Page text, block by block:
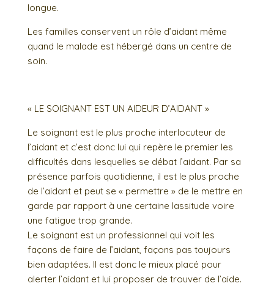
longue.
Les familles conservent un rôle d’aidant même
quand le malade est hébergé dans un centre de
soin.
« LE SOIGNANT EST UN AIDEUR D’AIDANT »
Le soignant est le plus proche interlocuteur de
l’aidant et c’est donc lui qui repère le premier les
difficultés dans lesquelles se débat l’aidant. Par sa
présence parfois quotidienne, il est le plus proche
de l’aidant et peut se « permettre » de le mettre en
garde par rapport à une certaine lassitude voire
une fatigue trop grande.
Le soignant est un professionnel qui voit les
façons de faire de l’aidant, façons pas toujours
bien adaptées. Il est donc le mieux placé pour
alerter l’aidant et lui proposer de trouver de l’aide.